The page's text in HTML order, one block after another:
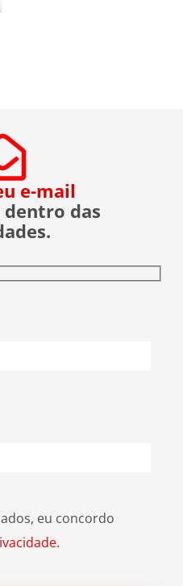
qualquer relação
e-mail
das
eu concordo